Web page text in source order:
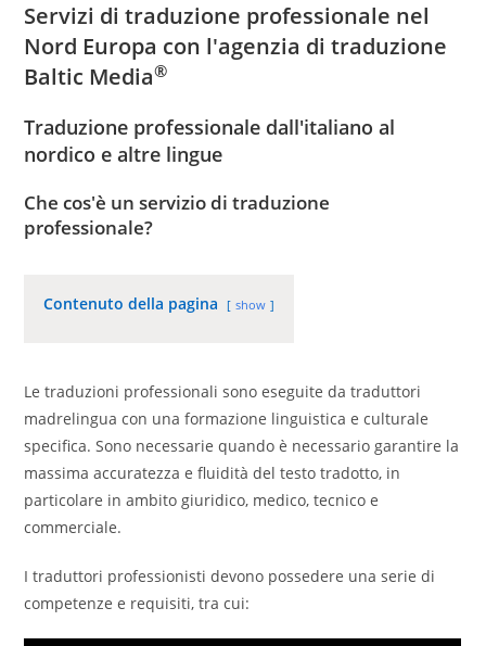
Servizi di traduzione professionale nel
Nord Europa con l'agenzia di traduzione
Baltic Media®
Traduzione professionale dall'italiano al
nordico e altre lingue
Che cos'è un servizio di traduzione
professionale?
Contenuto della pagina show
Le traduzioni professionali sono eseguite da traduttori
madrelingua con una formazione linguistica e culturale
specifica. Sono necessarie quando è necessario garantire la
massima accuratezza e fluidità del testo tradotto, in
particolare in ambito giuridico, medico, tecnico e
commerciale.
I traduttori professionisti devono possedere una serie di
competenze e requisiti, tra cui: